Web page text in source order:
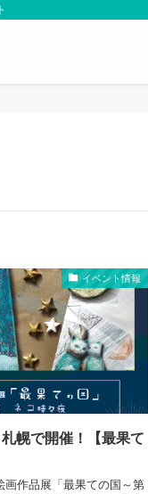
イベント情報
幌で開催！【最果て
画作品展「最果ての国～第